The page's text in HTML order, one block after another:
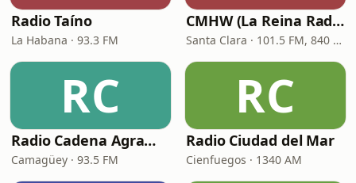
Radio Taíno
La Habana · 93.3 FM
CMHW (La Reina Radial del Centro)
Santa Clara · 101.5 FM, 840 AM
RC
Radio Cadena Agramonte
Camagüey · 93.5 FM
RC
Radio Ciudad del Mar
Cienfuegos · 1340 AM